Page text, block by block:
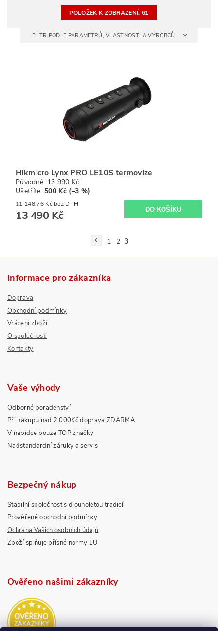
POLOŽEK K ZOBRAZENÍ:61
FILTR PODLE PARAMETRŮ, VLASTNOSTÍ A VÝROBCŮ
Hikmicro Lynx PRO LE10S termovize
Původně: 13 990 Kč
Ušetříte: 500 Kč (–3 %)
11 148,76 Kč bez DPH
13 490 Kč
1 2 3
Informace pro zákazníka
Doprava
Obchodní podmínky
Vrácení zboží
O společnosti
Kontakty
Vaše výhody
Odborné poradenství
Při nákupu nad 2.000Kč doprava ZDARMA
V nabídce pouze TOP značky
Nadstandardní záruky a servis
Bezpečný nákup
Stabilní společnost s dlouholetou tradicí
Prověřené obchodní podmínky
Ochrana Vašich osobních údajů
Zboží splňuje přísné normy EU
Ověřeno našimi zákazníky